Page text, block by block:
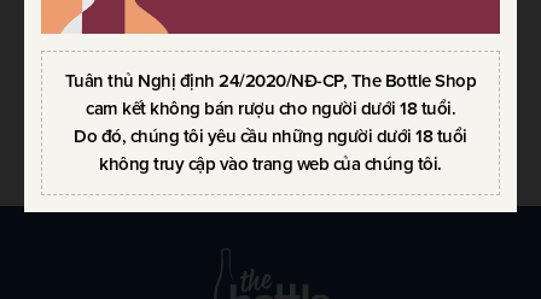
Tuân thủ Nghị định 24/2020/NĐ-CP, The Bottle Shop
cam kết không bán rượu cho người dưới 18 tuổi.
Do đó, chúng tôi yêu cầu những người dưới 18 tuổi
không truy cập vào trang web của chúng tôi.
RƯỢU CHAMPAGNE VEUVE
CLICQUOT BRUT YELLOW
LABEL
750ml / 12.00%
1.798.000VND
CLICQUOT ROSE
2.157.000VND